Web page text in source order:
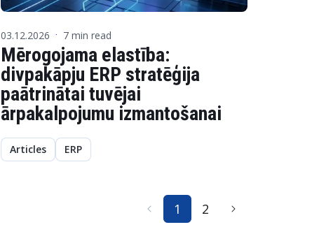
03.12.2026 · 7 min read
Mērogojama elastība:
divpakāpju ERP stratēģija
paātrinātai tuvējai
ārpakalpojumu izmantošanai
Articles ERP
1 2